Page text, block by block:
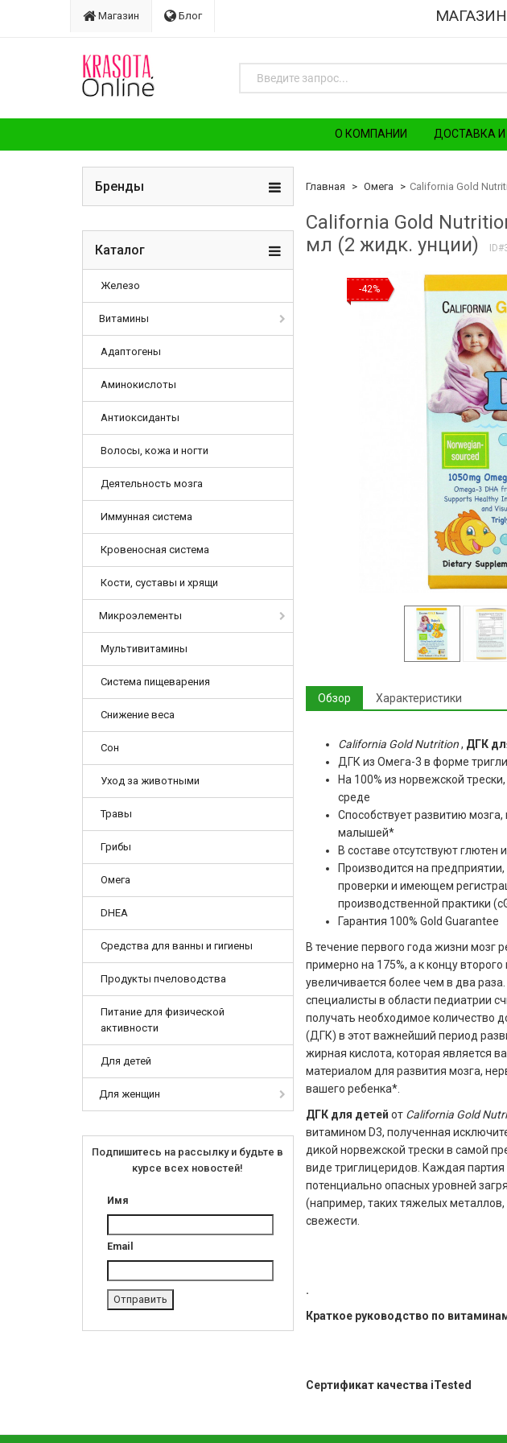
Магазин Блог
О КОМПАНИИ ДОСТАВКА
Бренды
Каталог
Железо
Витамины
Адаптогены
Аминокислоты
Антиоксиданты
Волосы, кожа и ногти
Деятельность мозга
Иммунная система
Кровеносная система
Кости, суставы и хрящи
Микроэлементы
Мультивитамины
Система пищеварения
Снижение веса
Сон
Уход за животными
Травы
Грибы
Омега
DHEA
Средства для ванны и гигиены
Продукты пчеловодства
Питание для физической
активности
Для детей
Для женщин
Подпишитесь на рассылку и будьте в
курсе всех новостей!
Имя
Email
Главная Омега California Gold
California Gold
мл (2 жидк. унции)
-42%
Обзор Характеристики
California Gold Nutrition, ДГК
ДГК из Омега-3 в форме
На 100% из норвежской
среде
Способствует развитию
малышей*
В составе отсутствуют глютен
Производится на
проверки и имеющем
производственной практики
Гарантия 100% Gold Guarantee
В течение первого года жизни мозг
примерно на 175%, а к концу
увеличивается более чем в два
специалисты в области педиатрии
получать необходимое количество
(ДГК) в этот важнейший период
жирная кислота, которая является
материалом для развития мозга,
вашего ребенка*.
ДГК для детей от California Gold
витамином D3, полученная
дикой норвежской трески в самой
виде триглицеридов. Каждая партия
потенциально опасных уровней
(например, таких тяжелых
свежести.
.
Краткое руководство по
Сертификат качества iTested